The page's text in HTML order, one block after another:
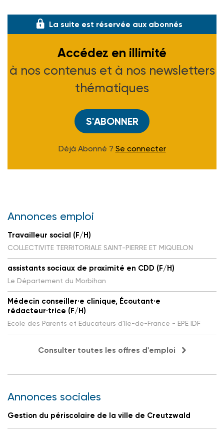
La suite est réservée aux abonnés
Accédez en illimité
à nos contenus et à nos newsletters
thématiques
S'ABONNER
Déjà Abonné ? Se connecter
Annonces emploi
Travailleur social (F/H)
COLLECTIVITE TERRITORIALE SAINT-PIERRE ET MIQUELON
assistants sociaux de proximité en CDD (F/H)
Le Département du Morbihan
Médecin conseiller·e clinique, Écoutant·e
rédacteur·trice (F/H)
Ecole des Parents et Educateurs d'Ile-de-France - EPE IDF
Consulter toutes les offres d'emploi
Annonces sociales
Gestion du périscolaire de la ville de Creutzwald